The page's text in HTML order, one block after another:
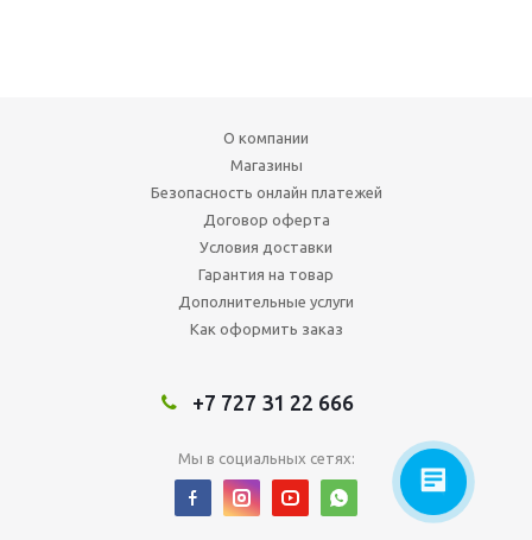
О компании
Магазины
Безопасность онлайн платежей
Договор оферта
Условия доставки
Гарантия на товар
Дополнительные услуги
Как оформить заказ
+7 727 31 22 666
Мы в социальных сетях: